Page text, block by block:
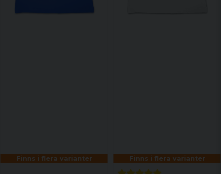
Finns i flera varianter Finns i flera varianter